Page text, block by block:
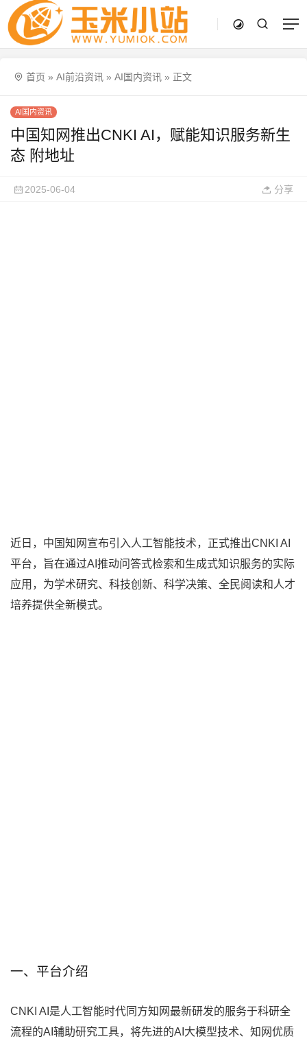
首页 » AI前沿资讯 » AI国内资讯 » 正文
AI国内资讯
中国知网推出CNKI AI，赋能知识服务新生
态 附地址
2025-06-04 分享
近日，中国知网宣布引入人工智能技术，正式推出CNKI AI
平台，旨在通过AI推动问答式检索和生成式知识服务的实际
应用，为学术研究、科技创新、科学决策、全民阅读和人才
培养提供全新模式。
一、平台介绍
CNKI AI是人工智能时代同方知网最新研发的服务于科研全
流程的AI辅助研究工具，将先进的AI大模型技术、知网优质